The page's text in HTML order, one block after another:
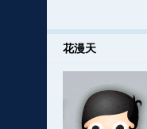
花漫天